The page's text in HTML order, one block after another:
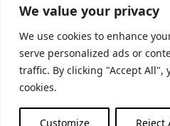
We value your privacy
We use cookies to enhance
serve personalized ads or
traffic. By clicking "Accept All",
cookies.
Customize Reject
(de l’1 d’octubre al 31 de maig)
Matins: De dimarts a
Tardes: De dijous a dissabte:
Subscriu-te al butlletí